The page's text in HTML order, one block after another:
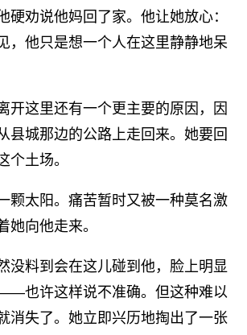
硬劝说他妈回了家。他让她放心：
，他只是想一个人在这里静静地呆
开这里还有一个更主要的原因，因
县城那边的公路上走回来。她要回
个土场。
颗太阳。痛苦暂时又被一种莫名激
她向他走来。
没料到会在这儿碰到他，脸上明显
也许这样说不准确。但这种难以
消失了。她立即兴历地掏出了一张